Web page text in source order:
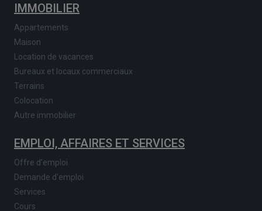
IMMOBILIER
Appartements
Maison
Location de vacances
Bureaux et locaux commerciaux
Terrains
Colocation
Autre immobilier
EMPLOI, AFFAIRES ET SERVICES
Offre d'emploi
Demande d'emploi
Services
Cours